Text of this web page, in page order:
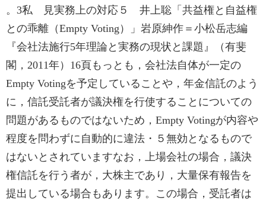
。3私 見実務上の対応５ 井上聡「共益権と自益権
との乖離（Empty Voting）」岩原紳作＝小松岳志編
『会社法施行5年理論と実務の現状と課題』（有斐
閣，2011年）16頁もっとも，会社法自体が一定の
Empty Votingを予定していることや，年金信託のよう
に，信託受託者が議決権を行使することについての
問題があるものではないため，Empty Votingが内容や
程度を問わずに自動的に違法・５無効となるもので
はないとされていますなお，上場会社の場合，議決
権信託を行う者が，大株主であり，大量保有報告を
提出している場合もあります。この場合，受託者は